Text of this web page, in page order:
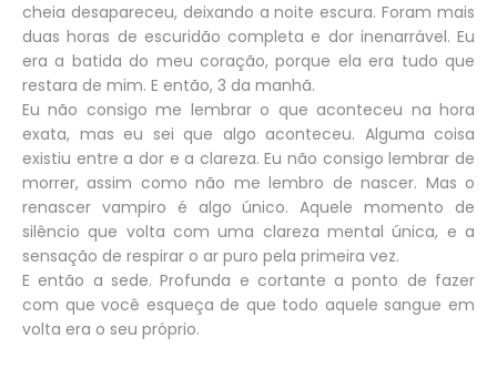
cheia desapareceu, deixando a noite escura. Foram mais
duas horas de escuridão completa e dor inenarrável. Eu
era a batida do meu coração, porque ela era tudo que
restara de mim. E então, 3 da manhã.
Eu não consigo me lembrar o que aconteceu na hora
exata, mas eu sei que algo aconteceu. Alguma coisa
existiu entre a dor e a clareza. Eu não consigo lembrar de
morrer, assim como não me lembro de nascer. Mas o
renascer vampiro é algo único. Aquele momento de
silêncio que volta com uma clareza mental única, e a
sensação de respirar o ar puro pela primeira vez.
E então a sede. Profunda e cortante a ponto de fazer
com que você esqueça de que todo aquele sangue em
volta era o seu próprio.